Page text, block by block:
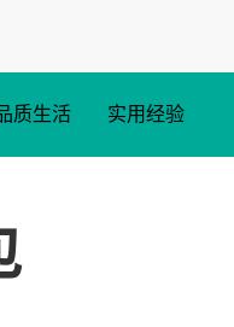
质生活 实用经验